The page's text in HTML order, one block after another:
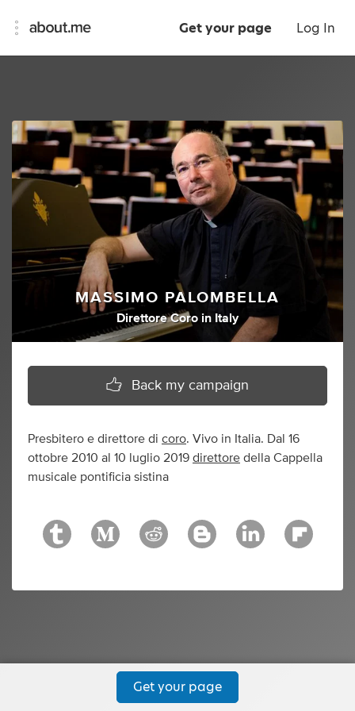
Get your page Log In
MASSIMO PALOMBELLA
Direttore Coro in Italy
Back my campaign
Presbitero e direttore di coro. Vivo in Italia. Dal 16
ottobre 2010 al 10 luglio 2019 direttore della Cappella
musicale pontificia sistina
Get your page